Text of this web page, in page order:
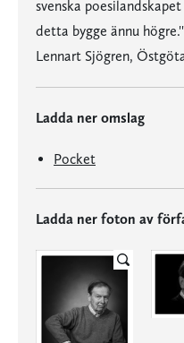
svenska
detta bygge ännu högre.''
Lennart Sjögren,
Ladda ner omslag
Pocket
Ladda ner foton av